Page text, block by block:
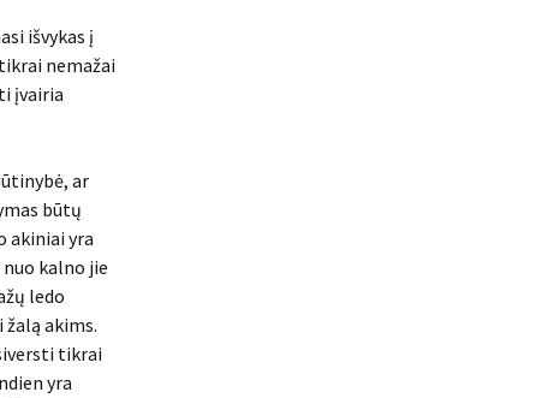
išvykas į
nemažai
įvairia
ar
būtų
akiniai yra
kalno jie
ledo
akims.
tikrai
yra